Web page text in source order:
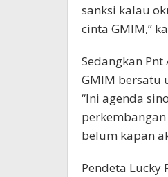
sanksi kalau
cinta GMIM,”
Sedangkan
GMIM bersatu
“Ini agenda
belum kapan
Pendeta